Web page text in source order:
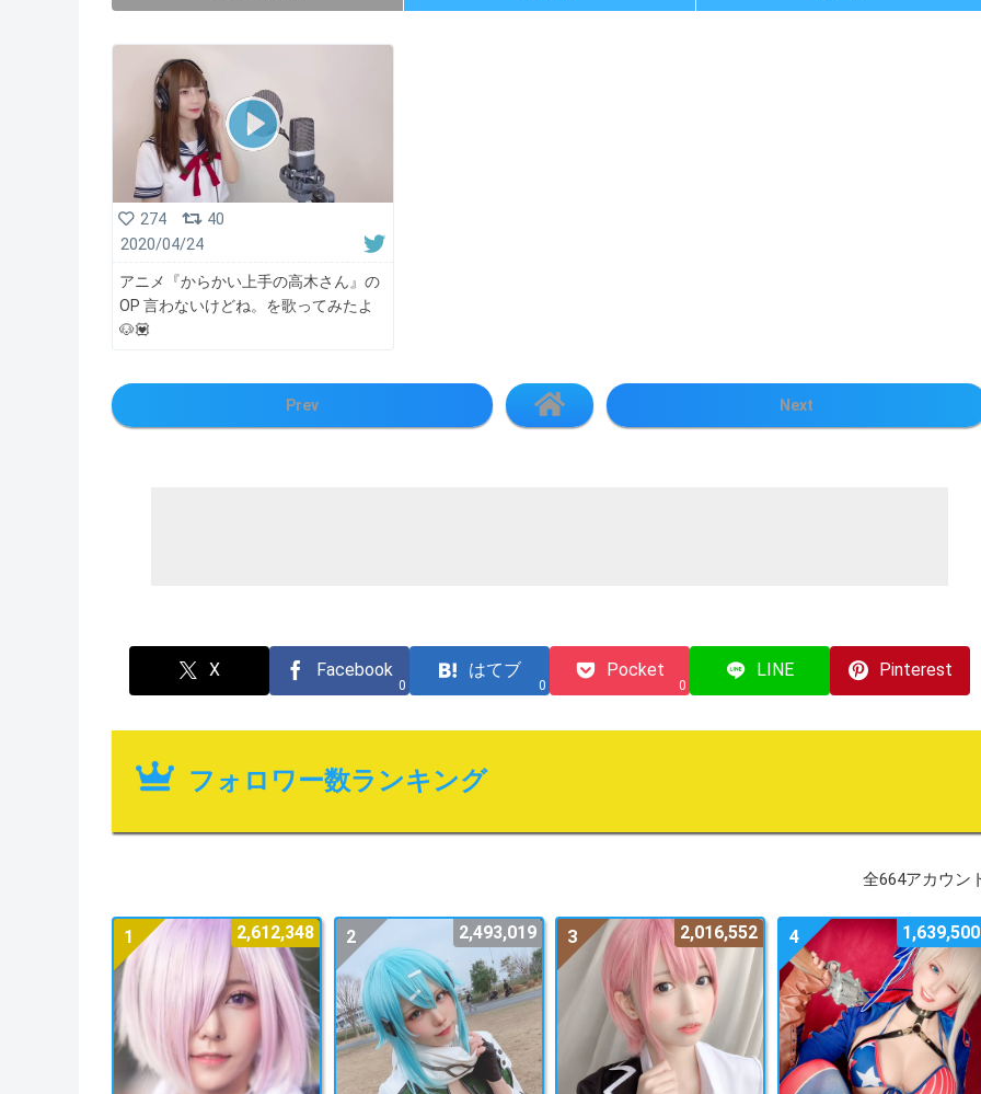
274
40
2020/04/24
アニメ『からかい上手の高木さん』の
OP 言わないけどね。を歌ってみたよ
🐶💟
Prev Next
X Facebook
0
はてブ
0
Pocket
0
LINE Pinterest
フォロワー数ランキング
全664アカウン
1 2,612,348 2 2,493,019 3 2,016,552 4 1,639,500